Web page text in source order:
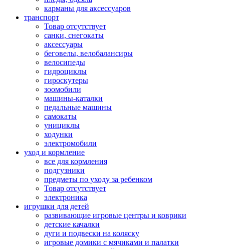
карманы для аксеcсуаров
транспорт
Товар отсутствует
санки, снегокаты
аксессуары
беговелы, велобалансиры
велосипеды
гидроциклы
гироскутеры
зоомобили
машины-каталки
педальные машины
самокаты
унициклы
ходунки
электромобили
уход и кормление
все для кормления
подгузники
предметы по уходу за ребенком
Товар отсутствует
электроника
игрушки для детей
развивающие игровые центры и коврики
детские качалки
дуги и подвески на коляску
игровые домики с мячиками и палатки